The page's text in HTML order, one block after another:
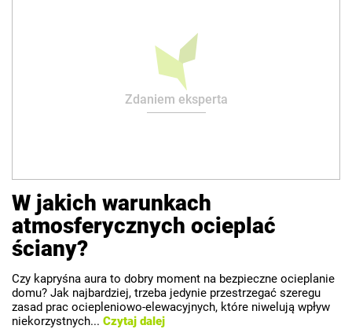
Zdaniem eksperta
W jakich warunkach
atmosferycznych ocieplać
ściany?
Czy kapryśna aura to dobry moment na bezpieczne ocieplanie
domu? Jak najbardziej, trzeba jedynie przestrzegać szeregu
zasad prac ociepleniowo-elewacyjnych, które niwelują wpływ
niekorzystnych... Czytaj dalej